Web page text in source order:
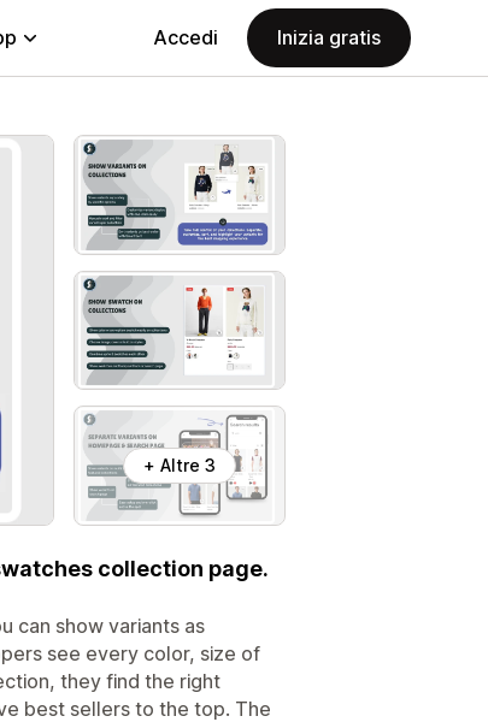
Accedi Inizia gratis
+ Altre 3
collection page.
can show variants as
see every color, size of
they find the right
best sellers to the top. The